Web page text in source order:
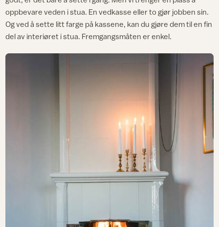
oppbevare veden i stua. En vedkasse eller to gjør jobben sin.
Og ved å sette litt farge på kassene, kan du gjøre dem til en fin
del av interiøret i stua. Fremgangsmåten er enkel.